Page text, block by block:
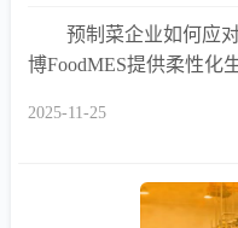
预制菜企业如何应
博FoodMES提供柔性化
2025-11-25